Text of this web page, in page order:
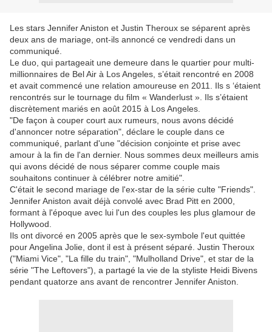
Les stars Jennifer Aniston et Justin Theroux se séparent après
deux ans de mariage, ont-ils annoncé ce vendredi dans un
communiqué.
Le duo, qui partageait une demeure dans le quartier pour multi-
millionnaires de Bel Air à Los Angeles, s’était rencontré en 2008
et avait commencé une relation amoureuse en 2011. Ils s ‘étaient
rencontrés sur le tournage du film « Wanderlust ». Ils s’étaient
discrètement mariés en août 2015 à Los Angeles.
"De façon à couper court aux rumeurs, nous avons décidé
d'annoncer notre séparation", déclare le couple dans ce
communiqué, parlant d'une "décision conjointe et prise avec
amour à la fin de l'an dernier. Nous sommes deux meilleurs amis
qui avons décidé de nous séparer comme couple mais
souhaitons continuer à célébrer notre amitié".
C'était le second mariage de l'ex-star de la série culte "Friends".
Jennifer Aniston avait déjà convolé avec Brad Pitt en 2000,
formant à l'époque avec lui l'un des couples les plus glamour de
Hollywood.
Ils ont divorcé en 2005 après que le sex-symbole l'eut quittée
pour Angelina Jolie, dont il est à présent séparé. Justin Theroux
("Miami Vice", "La fille du train", "Mulholland Drive", et star de la
série "The Leftovers"), a partagé la vie de la styliste Heidi Bivens
pendant quatorze ans avant de rencontrer Jennifer Aniston.